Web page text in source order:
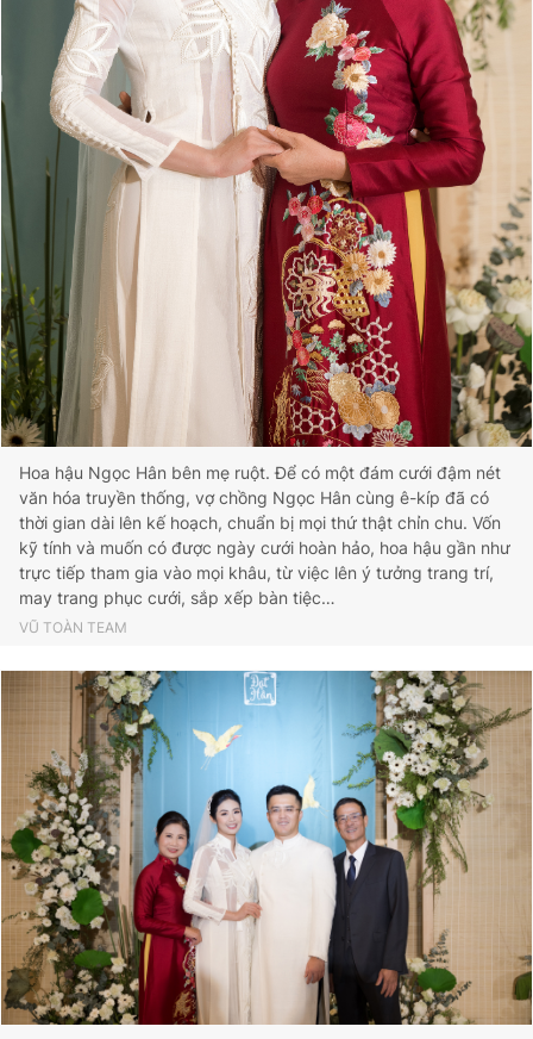
Hoa hậu Ngọc Hân bên mẹ ruột. Để có một đám cưới đậm nét
văn hóa truyền thống, vợ chồng Ngọc Hân cùng ê-kíp đã có
thời gian dài lên kế hoạch, chuẩn bị mọi thứ thật chỉn chu. Vốn
kỹ tính và muốn có được ngày cưới hoàn hảo, hoa hậu gần như
trực tiếp tham gia vào mọi khâu, từ việc lên ý tưởng trang trí,
may trang phục cưới, sắp xếp bàn tiệc…
VŨ TOÀN TEAM